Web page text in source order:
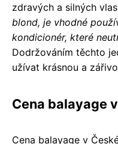
zdravých a silných
blond, je vhodné
kondicionér, které
Dodržováním těchto
užívat krásnou a
Cena balayage
Cena balayage v